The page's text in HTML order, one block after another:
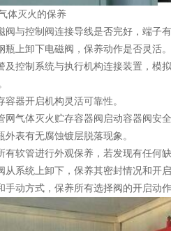
灭火的保养
与控制阀连接导线是否完好，端子有
上卸下电磁阀，保养动作是否灵活。
控制系统与执行机构连接装置，模
器开启机构灵活可靠性。
气体灭火贮存容器阀启动容器阀安全
表有无腐蚀镀层脱落现象。
软管进行外观保养，若发现有任何缺
系统上卸下，保养其密封情况和开启
动方式，保养所有选择阀的开启动作